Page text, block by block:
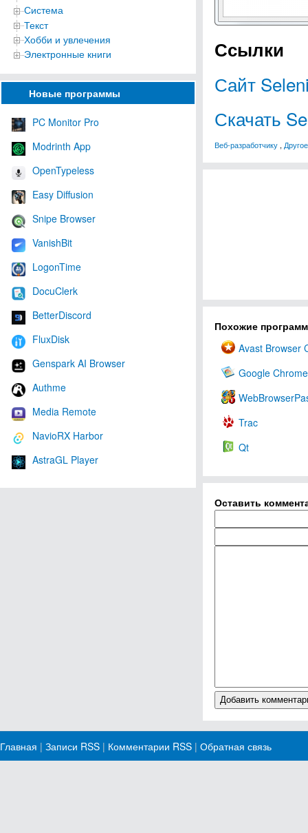
Система
Текст
Хобби и увлечения
Электронные книги
Новые программы
PC Monitor Pro
Modrinth App
OpenTypeless
Easy Diffusion
Snipe Browser
VanishBit
LogonTime
DocuClerk
BetterDiscord
FluxDisk
Genspark AI Browser
Authme
Media Remote
NavioRX Harbor
AstraGL Player
Ссылки
Сайт
Скачать
Веб-разработчику , Другое
Похожие
Avast Browser
Google
Trac
Qt
Оставить
Главная | Записи RSS | Комментарии RSS | Обратная связь